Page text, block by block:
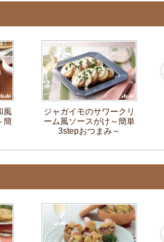
風
簡
ジャガイモのサワークリ
ーム風ソースがけ～簡単
3stepおつまみ～